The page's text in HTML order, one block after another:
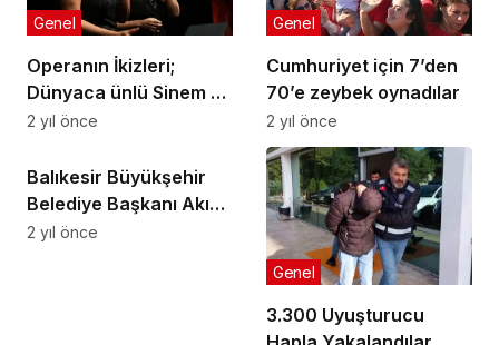
Operanın İkizleri;
Dünyaca ünlü Sinem ve
Didem Balık
Genel
2 yıl önce
Cumhuriyet için 7’den
70’e zeybek oynadılar
Genel
2 yıl önce
Balıkesir Büyükşehir
Belediye Başkanı Akın
Planlı çalışmayla 200
Genel
2 yıl önce
3.300 Uyuşturucu
Genel